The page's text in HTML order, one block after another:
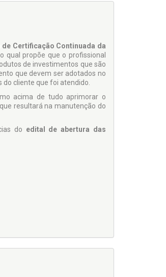
Certificação Continuada da
qual propõe que o profis­sional
de investimentos que são
que devem ser adotados no
cliente que foi atendido.
acima de tudo aprimorar o
resultará na manutenção do
do edital de abertura das
se os assuntos, cujo